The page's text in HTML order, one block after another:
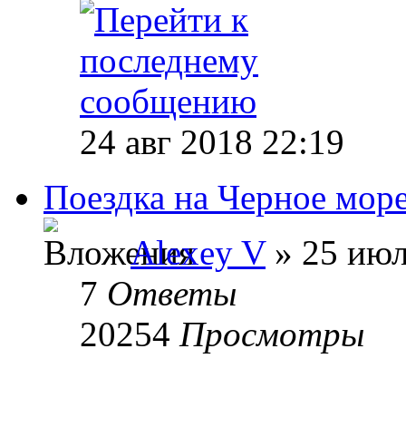
24 авг 2018 22:19
Поездка на Черное
Alexey V» 25
7 Ответы
20254 Просмотры